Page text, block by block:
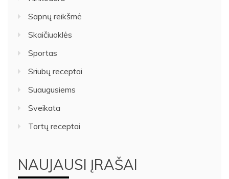
Sapnų reikšmė
Skaičiuoklės
Sportas
Sriubų receptai
Suaugusiems
Sveikata
Tortų receptai
NAUJAUSI ĮRAŠAI